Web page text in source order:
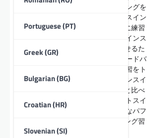
Portuguese (PT)
Greek (GR)
Bulgarian (BG)
Croatian (HR)
Slovenian (SI)
般的な間違い インスイングボウリングを
習得するための視覚的補助具 インスイン
グのファストボウリングを効果的に練習
するにはどうすればよいですか？ インス
イングボウリングスキルを向上させるた
めのドリル 自己評価のためのフィードバ
ックメカニズム インスイングの練習をト
レーニングルーチンに組み込む インスイ
ングの利点は他のボウリング技術と比べ
て何ですか？ インスイングとアウトスイ
ングボウリングの比較分析 全体的なパフ
ォーマンス向上のためのインスイング習
得の利点…